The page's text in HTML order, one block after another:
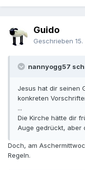
Guido
Geschrieben
nannyogg57
Jesus hat dir seinen
konkreten
...
Die Kirche hätte dir
Auge gedrückt, aber
Doch, am
Regeln.